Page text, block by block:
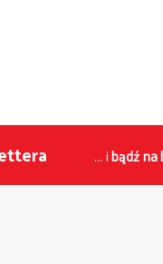
... ibądź na